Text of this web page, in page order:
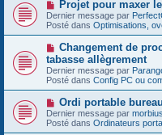
a
g
e
a
u
m
e
s
s
a
g
e
N
o
u
v
a
u
m
e
s
s
g
e
Projet pour maxer
Dernier message par
Posté dans Optimisations,
N
o
u
v
e
a
u
m
e
s
Changement de
tabasse allègrement
Dernier message par
Posté dans Config PC ou
N
o
u
v
Ordi portable
Dernier message par morbius
Posté dans Ordinateurs